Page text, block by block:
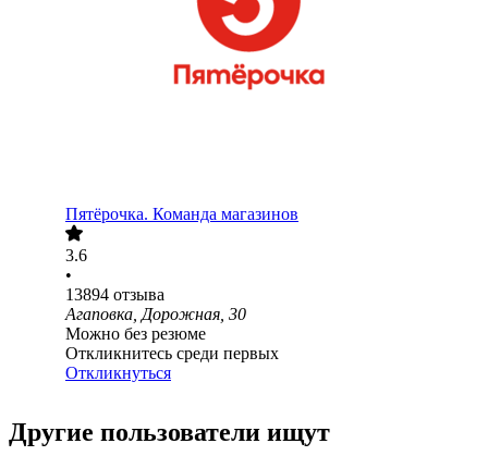
Пятёрочка. Команда магазинов
3.6
•
13894 отзыва
Агаповка, Дорожная, 30
Можно без резюме
Откликнитесь среди первых
Откликнуться
Другие пользователи ищут